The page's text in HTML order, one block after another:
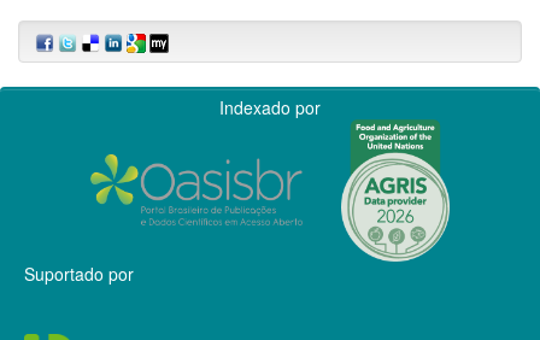
Indexado por
Suportado por